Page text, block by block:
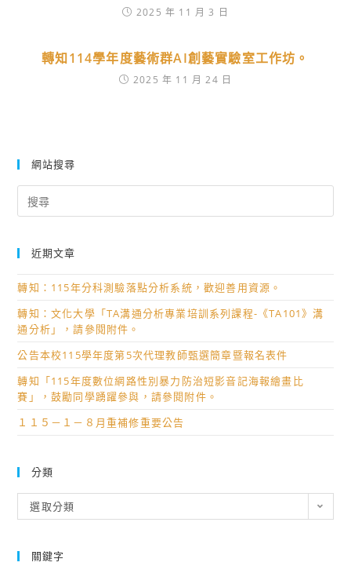
2025 年 11 月 3 日
轉知114學年度藝術群AI創藝實驗室工作坊。
2025 年 11 月 24 日
網站搜尋
for:
近期文章
轉知：115年分科測驗落點分析系統，歡迎善用資源。
轉知：文化大學「TA溝通分析專業培訓系列課程-《TA101》溝
通分析」，請參閱附件。
公告本校115學年度第5次代理教師甄選簡章暨報名表件
轉知「115年度數位網路性別暴力防治短影音記海報繪畫比
賽」，鼓勵同學踴躍參與，請參閱附件。
１１５－１－８月重補修重要公告
分類
類
選取分類
關鍵字